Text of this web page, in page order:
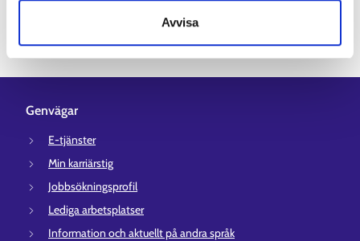
Avvisa
Genvägar
E-tjänster
Min karriärstig
Jobbsökningsprofil
Lediga arbetsplatser
Information och aktuellt på andra språk